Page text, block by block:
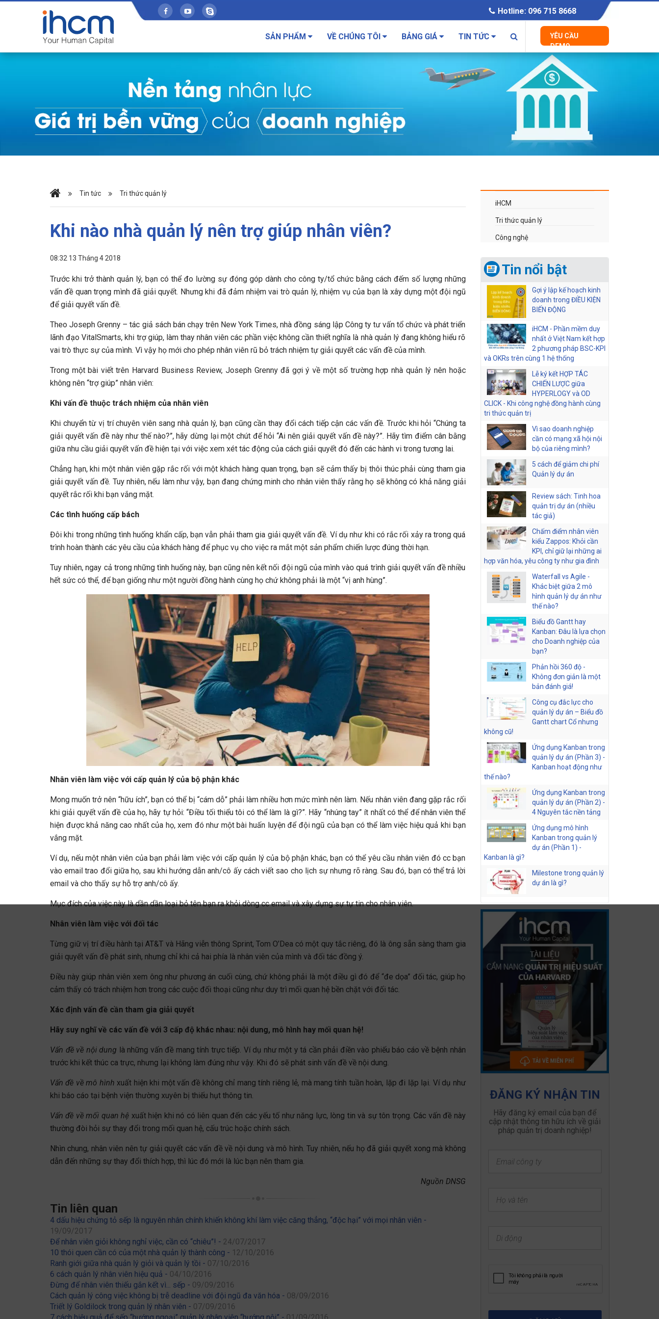
Hotline: 096 715 8668
YÊU CẦU
DEMO
SẢN PHẨM VỀ CHÚNG TÔI BẢNG GIÁ TIN TỨC
Tin tức Tri thức quản lý
Khi nào nhà quản lý nên trợ giúp nhân viên?
08:32 13 Tháng 4 2018
Trước khi trở thành quản lý, bạn có thể đo lường sự đóng góp dành cho công ty/tổ chức bằng cách đếm số lượng những
vấn đề quan trọng mình đã giải quyết. Nhưng khi đã đảm nhiệm vai trò quản lý, nhiệm vụ của bạn là xây dựng một đội ngũ
để giải quyết vấn đề.
Theo Joseph Grenny – tác giả sách bán chạy trên New York Times, nhà đồng sáng lập Công ty tư vấn tổ chức và phát triển
lãnh đạo VitalSmarts, khi trợ giúp, làm thay nhân viên các phần việc không cần thiết nghĩa là nhà quản lý đang không hiểu rõ
vai trò thực sự của mình. Vì vậy họ mới cho phép nhân viên rũ bỏ trách nhiệm tự giải quyết các vấn đề của mình.
Trong một bài viết trên Harvard Business Review, Joseph Grenny đã gợi ý về một số trường hợp nhà quản lý nên hoặc
không nên “trợ giúp” nhân viên:
Khi vấn đề thuộc trách nhiệm của nhân viên
Khi chuyển từ vị trí chuyên viên sang nhà quản lý, bạn cũng cần thay đổi cách tiếp cận các vấn đề. Trước khi hỏi “Chúng ta
giải quyết vấn đề này như thế nào?”, hãy dừng lại một chút để hỏi “Ai nên giải quyết vấn đề này?”. Hãy tìm điểm cân bằng
giữa nhu cầu giải quyết vấn đề hiện tại với việc xem xét tác động của cách giải quyết đó đến các hành vi trong tương lai.
Chẳng hạn, khi một nhân viên gặp rắc rối với một khách hàng quan trọng, bạn sẽ cảm thấy bị thôi thúc phải cùng tham gia
giải quyết vấn đề. Tuy nhiên, nếu làm như vậy, bạn đang chứng minh cho nhân viên thấy rằng họ sẽ không có khả năng giải
quyết rắc rối khi bạn vắng mặt.
Các tình huống cấp bách
Đôi khi trong những tình huống khẩn cấp, bạn vẫn phải tham gia giải quyết vấn đề. Ví dụ như khi có rắc rối xảy ra trong quá
trình hoàn thành các yêu cầu của khách hàng để phục vụ cho việc ra mắt một sản phẩm chiến lược đúng thời hạn.
Tuy nhiên, ngay cả trong những tình huống này, bạn cũng nên kết nối đội ngũ của mình vào quá trình giải quyết vấn đề nhiều
hết sức có thể, để bạn giống như một người đồng hành cùng họ chứ không phải là một “vị anh hùng”.
Nhân viên làm việc với cấp quản lý của bộ phận khác
Mong muốn trở nên “hữu ích”, bạn có thể bị “cám dỗ” phải làm nhiều hơn mức mình nên làm. Nếu nhân viên đang gặp rắc rối
khi giải quyết vấn đề của họ, hãy tự hỏi: “Điều tối thiểu tôi có thể làm là gì?”. Hãy “nhúng tay” ít nhất có thể để nhân viên thể
hiện được khả năng cao nhất của họ, xem đó như một bài huấn luyện để đội ngũ của bạn có thể làm việc hiệu quả khi bạn
vắng mặt.
Ví dụ, nếu một nhân viên của bạn phải làm việc với cấp quản lý của bộ phận khác, bạn có thể yêu cầu nhân viên đó cc bạn
vào email trao đổi giữa họ, sau khi hướng dẫn anh/cô ấy cách viết sao cho lịch sự nhưng rõ ràng. Sau đó, bạn có thể trả lời
email và cho thấy sự hỗ trợ anh/cô ấy.
Mục đích của việc này là dần dần loại bỏ tên bạn ra khỏi dòng cc email và xây dựng sự tự tin cho nhân viên.
Nhân viên làm việc với đối tác
Từng giữ vị trí điều hành tại AT&T và Hãng viễn thông Sprint, Tom O’Dea có một quy tắc riêng, đó là ông sẵn sàng tham gia
giải quyết vấn đề phát sinh, nhưng chỉ khi cả hai phía là nhân viên của mình và đối tác đồng ý.
Điều này giúp nhân viên xem ông như phương án cuối cùng, chứ không phải là một điều gì đó để “đe dọa” đối tác, giúp họ
cảm thấy có trách nhiệm hơn trong các cuộc đối thoại cũng như duy trì mối quan hệ bền chặt với đối tác.
Xác định vấn đề cần tham gia giải quyết
Hãy suy nghĩ về các vấn đề với 3 cấp độ khác nhau: nội dung, mô hình hay mối quan hệ!
Vấn đề về nội dung là những vấn đề mang tính trực tiếp. Ví dụ như một y tá cần phải điền vào phiếu báo cáo về bệnh nhân
trước khi kết thúc ca trực, nhưng lại không làm đúng như vậy. Khi đó sẽ phát sinh vấn đề về nội dung.
Vấn đề về mô hình xuất hiện khi một vấn đề không chỉ mang tính riêng lẻ, mà mang tính tuần hoàn, lặp đi lặp lại. Ví dụ như
khi báo cáo tại bệnh viện thường xuyên bị thiếu hụt thông tin.
Vấn đề về mối quan hệ xuất hiện khi nó có liên quan đến các yếu tố như năng lực, lòng tin và sự tôn trọng. Các vấn đề này
thường đòi hỏi sự thay đổi trong mối quan hệ, cấu trúc hoặc chính sách.
Nhìn chung, nhân viên nên tự giải quyết các vấn đề về nội dung và mô hình. Tuy nhiên, nếu họ đã giải quyết xong mà không
dẫn đến những sự thay đổi thích hợp, thì lúc đó mới là lúc bạn nên tham gia.
Nguồn DNSG
Tin liên quan
4 dấu hiệu chứng tỏ sếp là nguyên nhân chính khiến không khí làm việc căng thẳng, “độc hại” với mọi nhân viên -
19/09/2017
Để nhân viên giỏi không nghỉ việc, cần có “chiêu”! - 24/07/2017
10 thói quen cần có của một nhà quản lý thành công - 12/10/2016
Ranh giới giữa nhà quản lý giỏi và quản lý tồi - 07/10/2016
6 cách quản lý nhân viên hiệu quả - 04/10/2016
Đừng để nhân viên thiếu gắn kết vì... sếp - 09/09/2016
Cách quản lý công việc không bị trễ deadline với đội ngũ đa văn hóa - 08/09/2016
Triết lý Goldilock trong quản lý nhân viên - 07/09/2016
iHCM
Tri thức quản lý
Công nghệ
Tin nổi bật
Gợi ý lập kế hoạch kinh
doanh trong ĐIỀU KIỆN
BIẾN ĐỘNG
iHCM - Phần mềm duy
nhất ở Việt Nam kết hợp
2 phương pháp BSC-KPI
và OKRs trên cùng 1 hệ thống
Lễ ký kết HỢP TÁC
CHIẾN LƯỢC giữa
HYPERLOGY và OD
CLICK - Khi công nghệ đồng hành cùng
tri thức quản trị
Vì sao doanh nghiệp
cần có mạng xã hội nội
bộ của riêng mình?
5 cách để giảm chi phí
Quản lý dự án
Review sách: Tinh hoa
quản trị dự án (nhiều
tác giả)
Chấm điểm nhân viên
kiểu Zappos: Khỏi cần
KPI, chỉ giữ lại những ai
hợp văn hóa, yêu công ty như gia đình
Waterfall vs Agile -
Khác biệt giữa 2 mô
hình quản lý dự án như
thế nào?
Biểu đồ Gantt hay
Kanban: Đâu là lựa chọn
cho Doanh nghiệp của
bạn?
Phản hồi 360 độ -
Không đơn giản là một
bản đánh giá!
Công cụ đắc lực cho
quản lý dự án – Biểu đồ
Gantt chart Cổ nhưng
không cũ!
Ứng dụng Kanban trong
quản lý dự án (Phần 3) -
Kanban hoạt động như
thế nào?
Ứng dụng Kanban trong
quản lý dự án (Phần 2) -
4 Nguyên tắc nền tảng
Ứng dụng mô hình
Kanban trong quản lý
dự án (Phần 1) -
Kanban là gì?
Milestone trong quản lý
dự án là gì?